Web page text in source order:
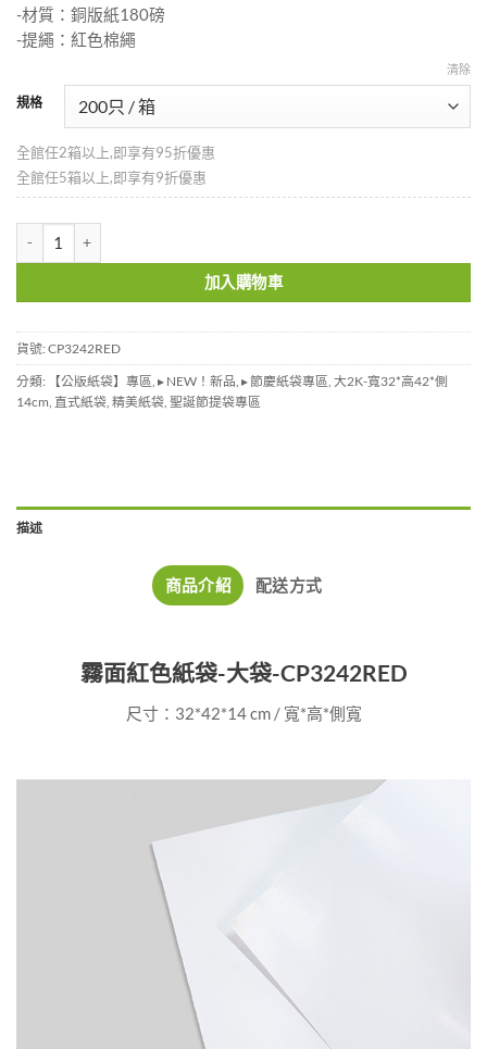
-材質：銅版紙180磅
-提繩：紅色棉繩
規格
清除
全館任2箱以上,即享有95折優惠
全館任5箱以上,即享有9折優惠
加入購物車
貨號: CP3242RED
分類:
【公版紙袋】專區 ▸ NEW！新品 ▸ 節慶紙袋專區 大2K-寬32*高42*側
14cm 直式紙袋 精美紙袋 聖誕節提袋專區
描述
商品介紹 配送方式
霧面紅色紙袋-大袋-CP3242RED
尺寸：32*42*14 cm / 寬*高*側寬